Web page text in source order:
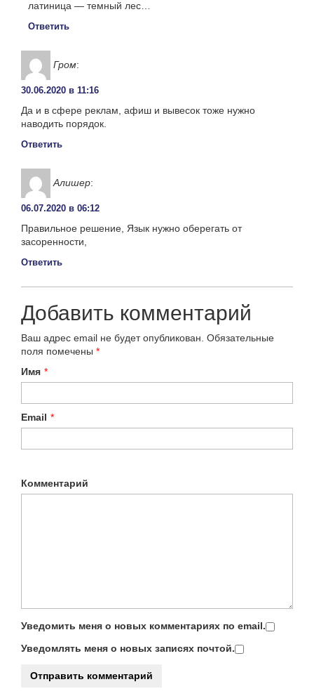
латиница — темный лес…
Ответить
Гром:
30.06.2020 в 11:16
Да и в сфере реклам, афиш и вывесок тоже нужно
наводить порядок.
Ответить
Алишер:
06.07.2020 в 06:12
Правильное решение, Язык нужно оберегать от
засоренности,
Ответить
Добавить комментарий
Ваш адрес email не будет опубликован. Обязательные
поля помечены *
Имя *
Email *
Комментарий
Уведомить меня о новых комментариях по email.
Уведомлять меня о новых записях почтой.